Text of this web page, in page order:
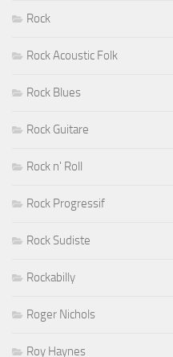
Rock
Rock Acoustic Folk
Rock Blues
Rock Guitare
Rock n' Roll
Rock Progressif
Rock Sudiste
Rockabilly
Roger Nichols
Roy Haynes